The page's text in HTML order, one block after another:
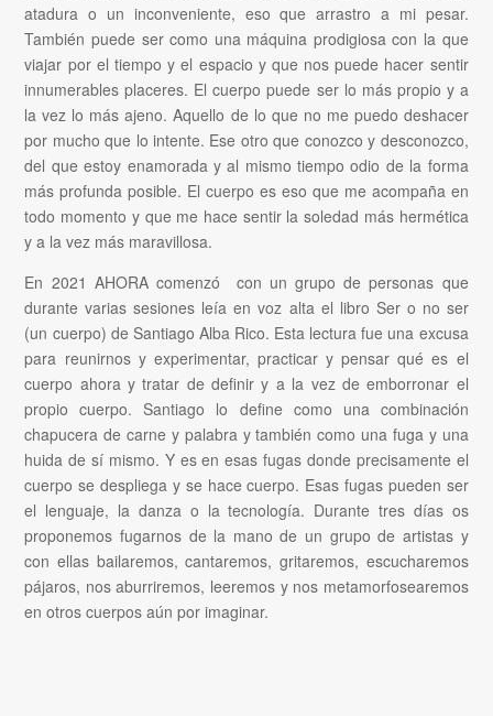
atadura o un inconveniente, eso que arrastro a mi pesar.
También puede ser como una máquina prodigiosa con la que
viajar por el tiempo y el espacio y que nos puede hacer sentir
innumerables placeres. El cuerpo puede ser lo más propio y a
la vez lo más ajeno. Aquello de lo que no me puedo deshacer
por mucho que lo intente. Ese otro que conozco y desconozco,
del que estoy enamorada y al mismo tiempo odio de la forma
más profunda posible. El cuerpo es eso que me acompaña en
todo momento y que me hace sentir la soledad más hermética
y a la vez más maravillosa.
En 2021 AHORA comenzó con un grupo de personas que
durante varias sesiones leía en voz alta el libro Ser o no ser
(un cuerpo) de Santiago Alba Rico. Esta lectura fue una excusa
para reunirnos y experimentar, practicar y pensar qué es el
cuerpo ahora y tratar de definir y a la vez de emborronar el
propio cuerpo. Santiago lo define como una combinación
chapucera de carne y palabra y también como una fuga y una
huida de sí mismo. Y es en esas fugas donde precisamente el
cuerpo se despliega y se hace cuerpo. Esas fugas pueden ser
el lenguaje, la danza o la tecnología. Durante tres días os
proponemos fugarnos de la mano de un grupo de artistas y
con ellas bailaremos, cantaremos, gritaremos, escucharemos
pájaros, nos aburriremos, leeremos y nos metamorfosearemos
en otros cuerpos aún por imaginar.